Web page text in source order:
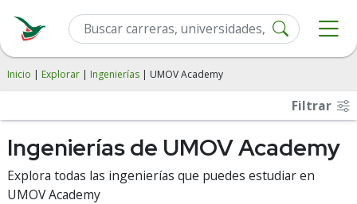
Inicio | Explorar | Ingenierías | UMOV Academy
Filtrar
Ingenierías de UMOV Academy
Explora todas las ingenierías que puedes estudiar en
UMOV Academy